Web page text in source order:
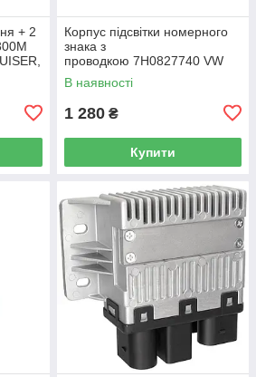
+ 2
Корпус підсвітки номерного
знака з
проводкою 7H0827740 VW
Caddy III (2K) 2004-2015
/ Caddy IV (SA) 2016-
В наявності
1 280 ₴
Купити